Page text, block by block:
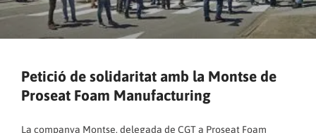
Petició de solidaritat amb la Montse de
Proseat Foam Manufacturing
La companya Montse, delegada de CGT a Proseat Foam